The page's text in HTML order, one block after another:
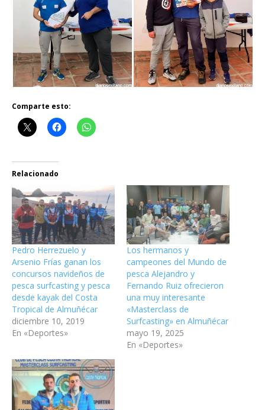
Comparte esto:
Relacionado
Pedro Herrezuelo y
Arsenio Frías ganan los
concursos navideños de
pesca surfcasting y pesca
desde kayak del Costa
Tropical de Almuñécar
diciembre 10, 2019
En «Deportes»
Los hermanos y
campeones del Mundo de
pesca Alejandro y
Fernando Ruiz ofrecieron
una muy interesante
«Masterclass de
Surfcasting» en Almuñécar
mayo 19, 2025
En «Deportes»